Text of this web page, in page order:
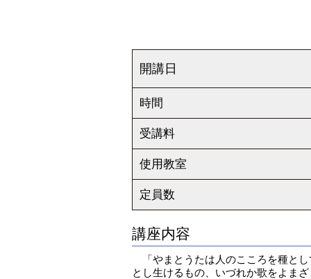
開講日
時間
受講料
使用教室
定員数
講座内容
「やまとうたは人のこころを種と
とし生けるもの、いづれか歌をよま